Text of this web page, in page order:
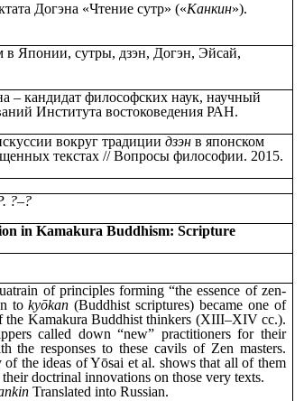
Догэна «Чтение сутр» («Канкин»).
сутры, дзэн, Догэн, Эйсай,
кандидат философских наук, научный
Института востоковедения РАН.
вокруг традициидзэн в японском
текстах // Вопросы философии. 2015.
?‒?
in Kamakura Buddhism: Scripture
of principles forming “the essence of zen-
tokyōkan (Buddhist scriptures) became one of
the Kamakura Buddhist thinkers (XIII‒XIV cc.).
called down “new” practitioners for their
the responses to these cavils of Zen masters.
the ideas of Yōsai et al. shows that all of them
their doctrinal innovations on those very texts.
Translated into Russian.